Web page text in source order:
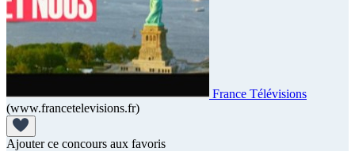
France Télévisions
(www.francetelevisions.fr)
Ajouter ce concours aux favoris